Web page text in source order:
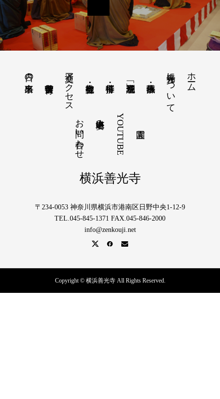
ホーム
善光寺について
交通アクセス
日々の出来事
YOUTUBE
塔婆申込み
お問い合わせ
横浜善光寺
〒234-0053 神奈川県横浜市港南区日野中央1-12-9
TEL.045-845-1371 FAX.045-846-2000
info@zenkouji.net
Copyright © 横浜善光寺 All Rights Reserved.